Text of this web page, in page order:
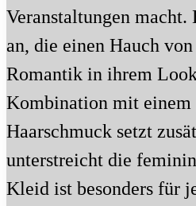
Veranstaltungen macht.
an, die einen Hauch
Romantik in ihrem
Kombination mit einem
Haarschmuck setzt
unterstreicht die
Kleid ist besonders für